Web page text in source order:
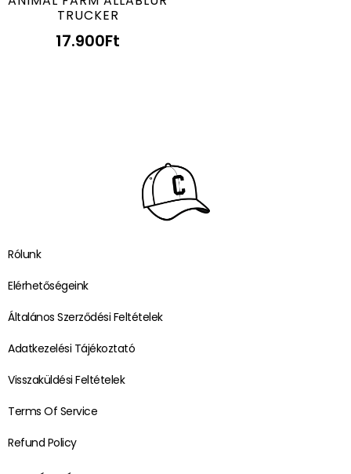
TRUCKER
17.900Ft
Rólunk
Elérhetőségeink
Általános Szerződési Feltételek
Adatkezelési Tájékoztató
Visszaküldési Feltételek
Terms Of Service
Refund Policy